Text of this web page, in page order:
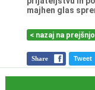
majhen glas
< nazaj na
Share Tweet